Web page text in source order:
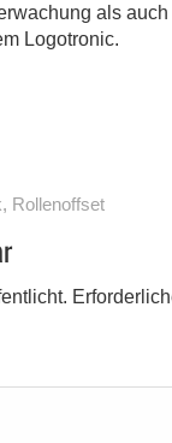
als
Logotronic.
, Rollenoffset